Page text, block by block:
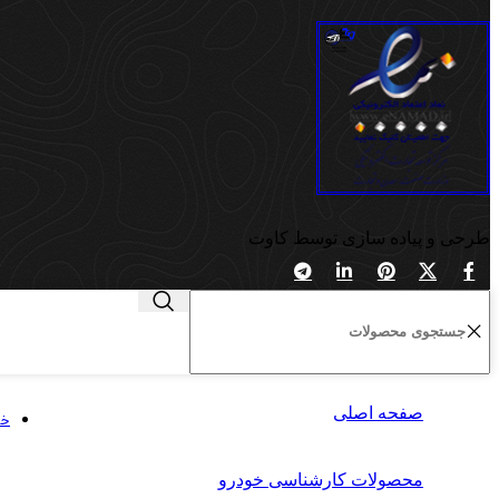
طرحی و پیاده سازی توسط کاوت
صفحه اصلی
محصولات کارشناسی خودرو